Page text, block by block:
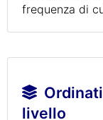
frequenza di
livello